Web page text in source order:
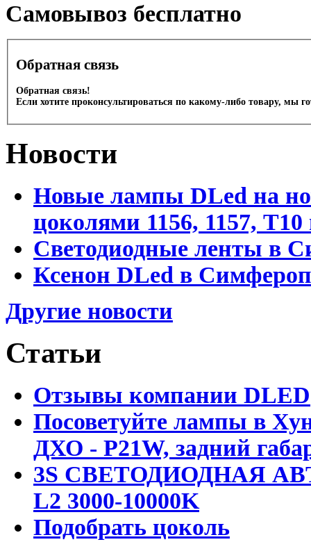
Cамовывоз бесплатно
Обратная связь
Обратная связь!
Если хотите проконсультироваться по какому-либо товару, мы
Новости
Новые лампы DLed на
цоколями 1156, 1157,
Светодиодные ленты в
Ксенон DLed в
Другие новости
Статьи
Отзывы компании DLED
Посоветуйте лампы в
ДХО - P21W, задний
3S СВЕТОДИОДНАЯ
L2 3000-10000K
Подобрать цоколь